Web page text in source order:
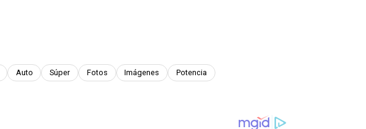
Auto Súper Fotos Imágenes Potencia